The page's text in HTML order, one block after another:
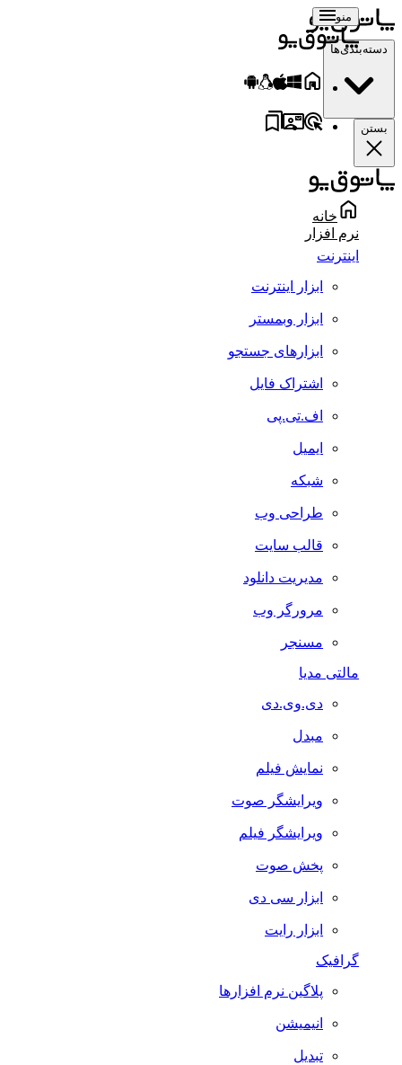
منو
خانه
نرم افزار
اینترنت
ابزار اینترنت
ابزار وبمستر
ابزارهای جستجو
اشتراک فایل
اف.تی.پی
ایمیل
شبکه
طراحی وب
قالب سایت
مدیریت دانلود
مرورگر وب
مسنجر
مالتی مدیا
دی.وی.دی
مبدل
نمایش فیلم
ویرایشگر صوت
ویرایشگر فیلم
پخش صوت
ابزار سی دی
ابزار رایت
گرافیک
پلاگین نرم افزارها
انیمیشن
تبدیل